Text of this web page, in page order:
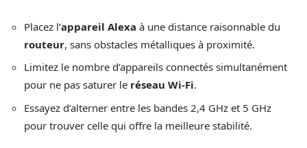
Placez l’appareil Alexa à une distance raisonnable du
routeur, sans obstacles métalliques à proximité.
Limitez le nombre d’appareils connectés simultanément
pour ne pas saturer le réseau Wi-Fi.
Essayez d’alterner entre les bandes 2,4 GHz et 5 GHz
pour trouver celle qui offre la meilleure stabilité.